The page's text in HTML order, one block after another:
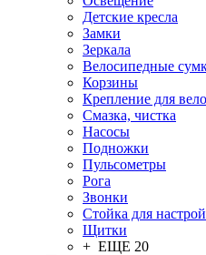
Детские кресла
Замки
Зеркала
Велосипедные
Корзины
Крепление для
Смазка, чистка
Насосы
Подножки
Пульсометры
Рога
Звонки
Стойка для
Щитки
+ ЕЩЕ 20